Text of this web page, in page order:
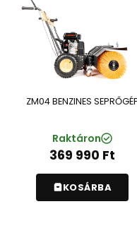
ZM04 BENZINES
Raktáron
369 990 Ft
KOSÁRBA